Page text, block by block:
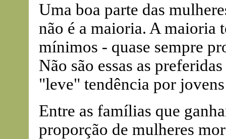
Uma boa parte das
não é a maioria. A maioria
mínimos - quase sempre
Não são essas as
"leve" tendência por
Entre as famílias que
proporção de mulheres